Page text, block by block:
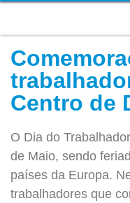
Centro de
O Dia do
de Maio, sendo
países da Europa.
trabalhadores que